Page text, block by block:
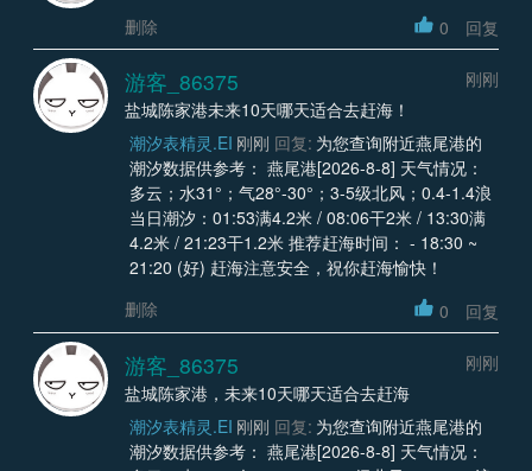
删除
0 回复
游客_86375
刚刚
盐城陈家港未来10天哪天适合去赶海！
潮汐表精灵.EI 刚刚 回复: 为您查询附近燕尾港的
潮汐数据供参考： 燕尾港[2026-8-8] 天气情况：
多云；水31°；气28°-30°；3-5级北风；0.4-1.4浪
当日潮汐：01:53满4.2米 / 08:06干2米 / 13:30满
4.2米 / 21:23干1.2米 推荐赶海时间： - 18:30 ~
21:20 (好) 赶海注意安全，祝你赶海愉快！
删除
0 回复
游客_86375
刚刚
盐城陈家港，未来10天哪天适合去赶海
潮汐表精灵.EI 刚刚 回复: 为您查询附近燕尾港的
潮汐数据供参考： 燕尾港[2026-8-8] 天气情况：